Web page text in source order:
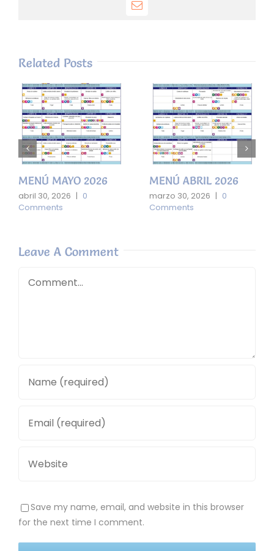
Email
Related Posts
MENÚ MAYO 2026
abril 30, 2026
Comments
MENÚ ABRIL 2026
marzo 30, 2026
Comments
Leave A Comment
Save my name, email, and website in this browser
for the next time I comment.